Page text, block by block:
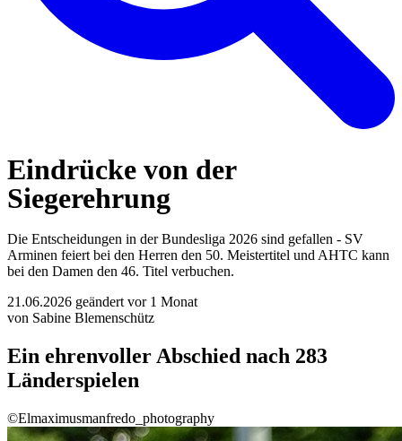
Eindrücke von der
Siegerehrung
Die Entscheidungen in der Bundesliga 2026 sind gefallen - SV
Arminen feiert bei den Herren den 50. Meistertitel und AHTC kann
bei den Damen den 46. Titel verbuchen.
21.06.2026 geändert vor 1 Monat
von Sabine Blemenschütz
Ein ehrenvoller Abschied nach 283
Länderspielen
©Elmaximusmanfredo_photography